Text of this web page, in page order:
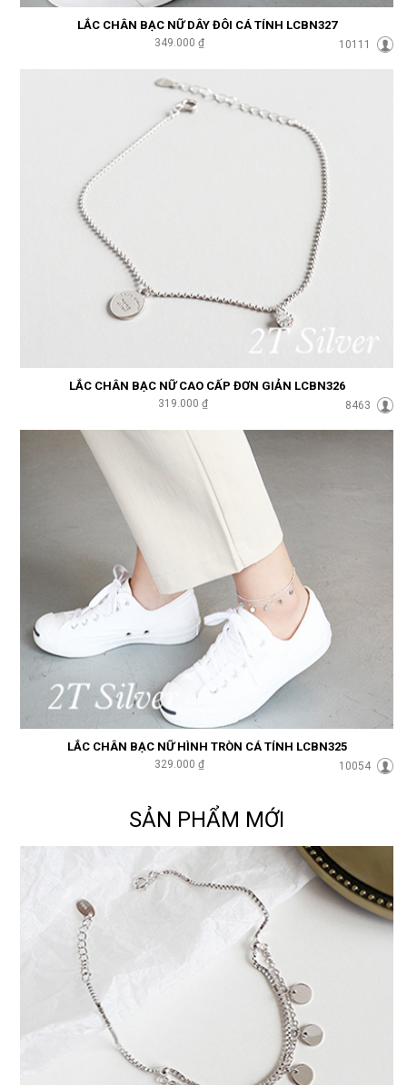
LẮC CHÂN BẠC NỮ DÂY ĐÔI CÁ TÍNH LCBN327
349.000 ₫ 10111
LẮC CHÂN BẠC NỮ CAO CẤP ĐƠN GIẢN LCBN326
319.000 ₫ 8463
LẮC CHÂN BẠC NỮ HÌNH TRÒN CÁ TÍNH LCBN325
329.000 ₫ 10054
SẢN PHẨM MỚI